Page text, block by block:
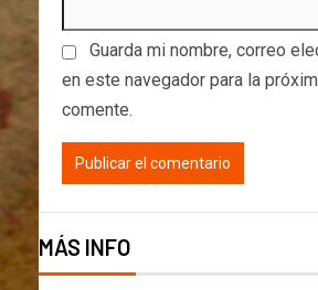
Guarda mi nombre, correo
en este navegador para la
comente.
MÁS INFO